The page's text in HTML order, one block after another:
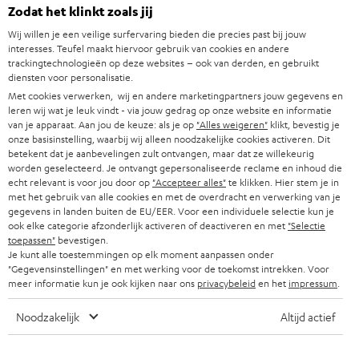
m
e
l
d
e
n
v
o
o
r
n
i
e
u
EMAIL
WIDGET
Categorieën
HOME CINEMA SPEAKERS
COMPLETE SYSTEMEN
SOUNDBARS
Bedrijf
Teufel online shops
DUITSLAND
Zodat het klinkt zoals jij
Wij willen je een veilige surfervaring bieden die precies past bij jouw
interesses. Teufel maakt hiervoor gebruik van cookies en andere
trackingtechnologieën op deze websites – ook van derden, en gebruikt
diensten voor personalisatie.
Met cookies verwerken, wij en andere marketingpartners jouw gegevens en
leren wij wat je leuk vindt - via jouw gedrag op onze website en informatie
van je apparaat. Aan jou de keuze: als je op "Alles weigeren" klikt, bevestig je
onze basisinstelling, waarbij wij alleen noodzakelijke cookies activeren. Dit
betekent dat je aanbevelingen zult ontvangen, maar dat ze willekeurig
worden geselecteerd. Je ontvangt gepersonaliseerde reclame en inhoud die
echt relevant is voor jou door op "Accepteer alles"te klikken. Hier stem je in
met het gebruik van alle cookies en met de overdracht en verwerking van je
gegevens in landen buiten de EU/EER. Voor een individuele selectie kun je
ook elke categorie afzonderlijk activeren of deactiveren en met "Selectie
toepassen" bevestigen.
Je kunt alle toestemmingen op elk moment aanpassen onder
"Gegevensinstellingen" en met werking voor de toekomst intrekken. Voor
meer informatie kun je ook kijken naar ons privacybeleiden het impressum
Noodzakelijk Altijd actief